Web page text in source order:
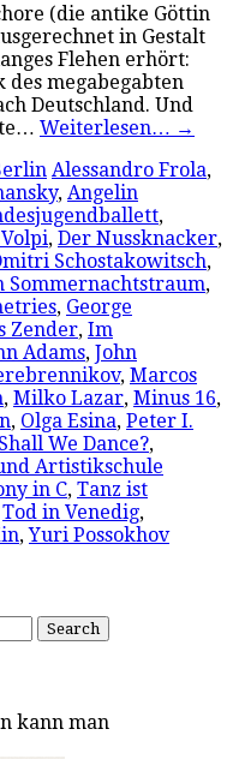
(die antike Göttin
in Gestalt
Flehen erhört:
megabegabten
Deutschland. Und
Weiterlesen… →
Alessandro Frola,
, Angelin
,
, Der Nussknacker,
Schostakowitsch,
Sommernachtstraum,
, George
Zender, Im
Adams, John
, Marcos
, Milko Lazar, Minus 16,
, Olga Esina, Peter I.
Shall We Dance?,
Artistikschule
in C, Tanz ist
Tod in Venedig,
,Yuri Possokhov
kann man